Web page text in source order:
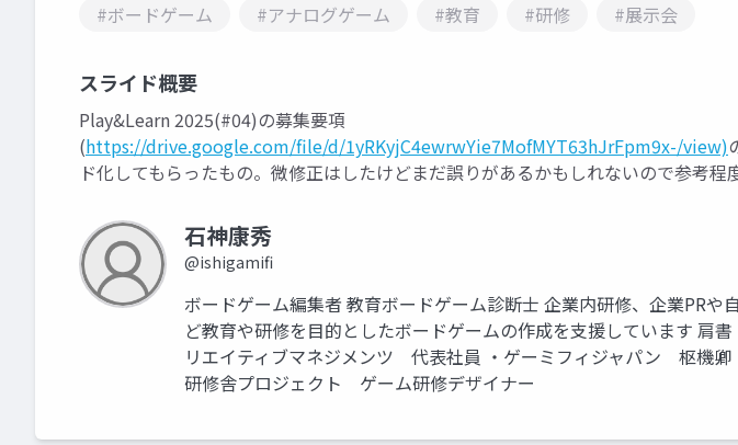
#ボードゲーム #アナログゲーム #教育 #研修 #展示会
スライド概要
Play&Learn 2025(#04)の募集要項
(https://drive.google.com/file/d/1yRKyjC4ewrwYie7MofMYT63hJrFpm9x-/view)
ド化してもらったもの。微修正はしたけどまだ誤りがあるかもしれないので参考程
石神康秀
@ishigamifi
ボードゲーム編集者 教育ボードゲーム診断士 企業内研修、企業PRや
ど教育や研修を目的としたボードゲームの作成を支援しています 肩
リエイティブマネジメンツ 代表社員 ・ゲーミフィジャパン 枢機
研修舎プロジェクト ゲーム研修デザイナー